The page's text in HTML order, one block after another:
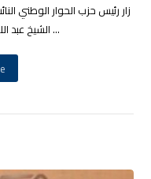
زار رئيس حزب الحوار الوطني
الشيخ عبد اللطيف دريان في دار الفتوى ...